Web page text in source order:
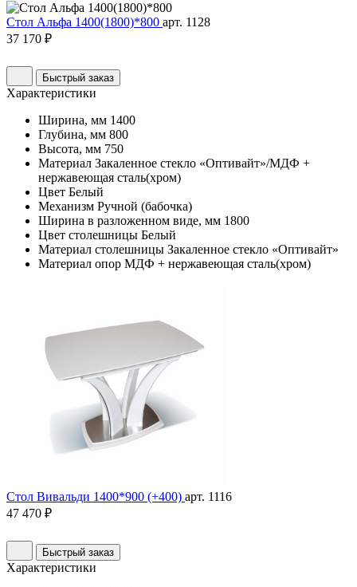
Стол Альфа 1400(1800)*800 арт. 1128
37 170 ₽
Быстрый заказ
Характеристики
Ширина, мм 1400
Глубина, мм 800
Высота, мм 750
Материал Закаленное стекло «Оптивайт»/МДФ +
нержавеющая сталь(хром)
Цвет Белый
Механизм Ручной (бабочка)
Ширина в разложенном виде, мм 1800
Цвет столешницы Белый
Материал столешницы Закаленное стекло «Оптивайт»
Материал опор МДФ + нержавеющая сталь(хром)
Стол Вивальди 1400*900 (+400) арт. 1116
47 470 ₽
Быстрый заказ
Характеристики